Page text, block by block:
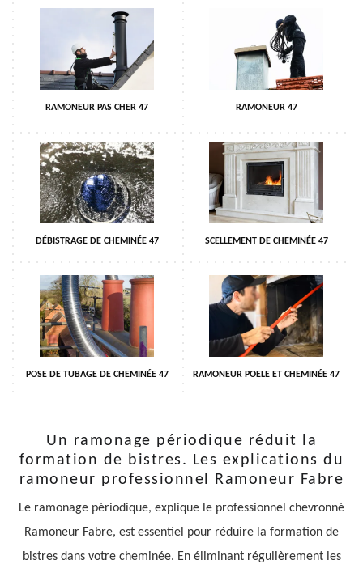
RAMONEUR PAS CHER 47 RAMONEUR 47
DÉBISTRAGE DE CHEMINÉE 47 SCELLEMENT DE CHEMINÉE 47
POSE DE TUBAGE DE CHEMINÉE 47 RAMONEUR POELE ET CHEMINÉE 47
Un ramonage périodique réduit la
formation de bistres. Les explications du
ramoneur professionnel Ramoneur Fabre
Le ramonage périodique, explique le professionnel chevronné
Ramoneur Fabre, est essentiel pour réduire la formation de
bistres dans votre cheminée. En éliminant régulièrement les